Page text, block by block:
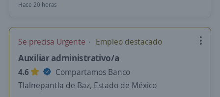
Hace 20 horas
Se precisa Urgente Empleo destacado
Auxiliar administrativo/a
4.6
Compartamos Banco
Tlalnepantla de Baz, Estado de México